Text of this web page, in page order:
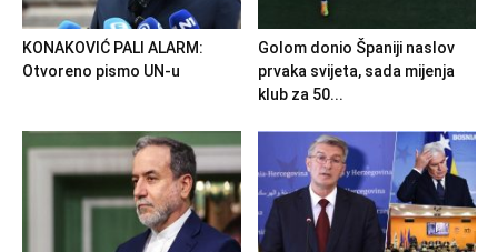
KONAKOVIĆ PALI ALARM:
Otvoreno pismo UN-u
Golom donio Španiji naslov
prvaka svijeta, sada mijenja
klub za 50...